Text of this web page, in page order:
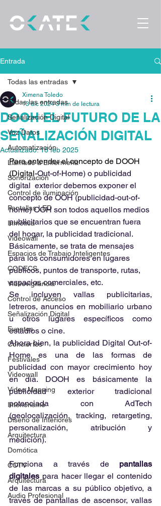
Entrada
Todas las entradas
Señalización Digital
Voz Datos
Automatización
Llamado a Enfermería
Sonorización
Control de iluminación
Pantallas LED
Inmótica
Videowall
Espacios de Trabajo Inteligentes
CODECS
Videovigilancia
Control de Acceso
Señalización Digital
Eventos
Conciertos
Festivales
Videowall
Video Mapping
Interiorismo
Diseño de Interiores
Arquitectura
Domótica
CCTV
Arquitectura
Audio Profesional
Todas las entradas
DOOH EL FUTURO DE LA
SEÑALIZACIÓN DIGITAL
Ximena Toledo
13 dic 2024 3 min de lectura
Actualizado:18 feb 2025
Para entender el concepto de DOOH
(Digital-Out-of-Home) o publicidad
digital  exterior debemos exponer el
concepto de OOH (publicidad-out-of-
home) OOH son todos aquellos medios
publicitarios que se encuentran fuera
del hogar, la publicidad tradicional.
Básicamente, se trata de mensajes
para los consumidores en lugares
públicos, puntos de transporte, rutas,
espacios comerciales, etc.
Se incluyen vallas publicitarias,
letreros, anuncios en mobiliario urbano
u otros lugares específicos como
estadios o cine.
Ahora bien, la publicidad Digital Out-of-
Home es una de las formas de
publicidad con mayor crecimiento hoy
en día. DOOH es básicamente la
publicidad exterior tradicional
potenciada con AdTech
(geolocalización, tracking, retargeting,
personalización, atribución y
medición).
Funciona a través de pantallas
digitales para hacer llegar el contenido
de las marcas a su público objetivo, a
través de pantallas de ascensor, vallas